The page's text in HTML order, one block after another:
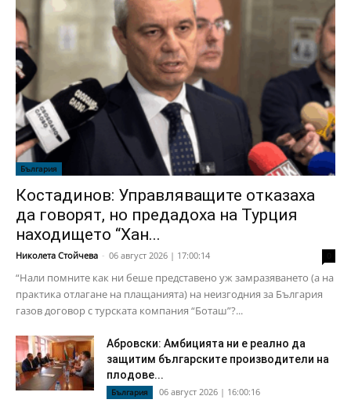
България
Костадинов: Управляващите отказаха
да говорят, но предадоха на Турция
находището “Хан...
Николета Стойчева - 06 август 2026 | 17:00:14
“Нали помните как ни беше представено уж замразяването (а на
практика отлагане на плащанията) на неизгодния за България
газов договор с турската компания “Боташ”?...
Абровски: Амбицията ни е реално да
защитим българските производители на
плодове...
България 06 август 2026 | 16:00:16